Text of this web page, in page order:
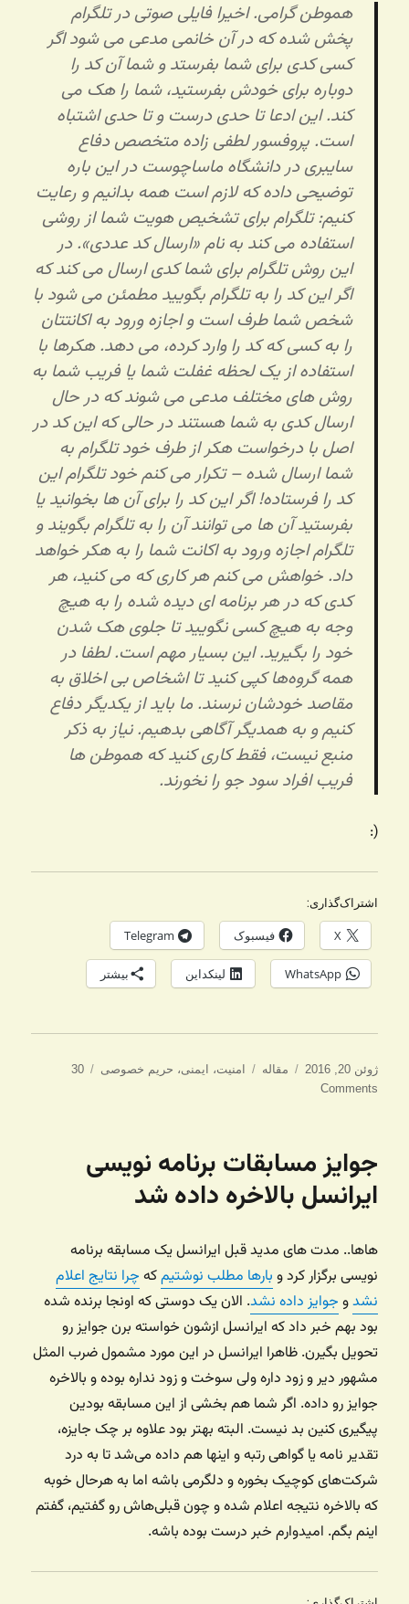
هموطن گرامی. اخیرا فایلی صوتی در تلگرام
پخش شده که در آن خانمی مدعی می شود اگر
کسی کدی برای شما بفرستد و شما آن کد را
دوباره برای خودش بفرستید، شما را هک می
کند. این ادعا تا حدی درست و تا حدی اشتباه
است. پروفسور لطفی زاده متخصص دفاع
سایبری در دانشگاه ماساچوست در این باره
توضیحی داده که لازم است همه بدانیم و رعایت
کنیم: تلگرام برای تشخیص هویت شما از روشی
استفاده می کند به نام «ارسال کد عددی». در
این روش تلگرام برای شما کدی ارسال می کند که
اگر این کد را به تلگرام بگویید مطمئن می شود با
شخص شما طرف است و اجازه ورود به اکانتتان
را به کسی که کد را وارد کرده، می دهد. هکرها با
استفاده از یک لحظه غفلت شما یا فریب شما به
روش های مختلف مدعی می شوند که در حال
ارسال کدی به شما هستند در حالی که این کد در
اصل با درخواست هکر از طرف خود تلگرام به
شما ارسال شده – تکرار می کنم خود تلگرام این
کد را فرستاده! اگر این کد را برای آن ها بخوانید یا
بفرستید آن ها می توانند آن را به تلگرام بگویند و
تلگرام اجازه ورود به اکانت شما را به هکر خواهد
داد.خواهش می کنم هر کاری که می کنید، هر
کدی که در هر برنامه ای دیده شده را به هیچ
وجه به هیچ کسی نگوییدتا جلوی هک شدن
خود را بگیرید. این بسیار مهم است. لطفا در
همه گروه‌ها کپی کنید تا اشخاص بی اخلاق به
مقاصد خودشان نرسند. ما باید از یکدیگر دفاع
کنیم و به همدیگر آگاهی بدهیم. نیاز به ذکر
منبع نیست، فقط کاری کنید که هموطن ها
فریب افراد سود جو را نخورند.
(:
اشتراک‌گذاری:
X فیسبوک Telegram
WhatsApp لینکداین بیشتر
ارسال
شده
ژوئن 20, 2016 دسته‌ها
مقاله برچسب‌ها
امنیت، ایمنی، حریم خصوصی
30
Comments
جوایز مسابقات برنامه نویسی
ایرانسل بالاخره داده شد
هاها.. مدت های مدید قبل ایرانسل یک مسابقه برنامه
نویسی برگزار کرد و بارها مطلب نوشتیمکه چرا نتایج اعلام
نشدو جوایز داده نشد. الان یک دوستی که اونجا برنده شده
بود بهم خبر داد که ایرانسل ازشون خواسته برن جوایز رو
تحویل بگیرن. ظاهرا ایرانسل در این مورد مشمول ضرب المثل
مشهور دیر و زود داره ولی سوخت و زود نداره بوده و بالاخره
جوایز رو داده. اگر شما هم بخشی از این مسابقه بودین
پیگیری کنین بد نیست. البته بهتر بود علاوه بر چک جایزه،
تقدیر نامه یا گواهی رتبه و اینها هم داده می‌شد تا به درد
شرکت‌های کوچیک بخوره و دلگرمی باشه اما به هرحال خوبه
که بالاخره نتیجه اعلام شده و چون قبلی‌هاش رو گفتیم، گفتم
اینم بگم. امیدوارم خبر درست بوده باشه.